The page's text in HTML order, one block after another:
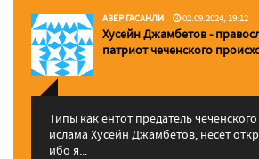
АЗЕР ГАСАНЛИ 02.09.2024, 19:12
Хусейн Джамбетов -
патриот чеченского
Типы как ентот предатель
ислама Хусейн Джамбетов, несет
ибо я...